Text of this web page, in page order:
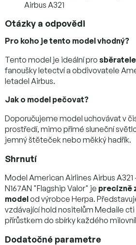
Airbus A321
Otázky a odpovědi
Pro koho je tento model vhodný?
Tento model je ideální pro
fanoušky letectví a obdivovatele
letadel Airbus.
Jak o model pečovat?
Doporučujeme model uchovávat v
prostředí, mimo přímé sluneční
jemný štěteček nebo měkký hadřík.
Shrnutí
Model American Airlines Airbus A321
N167AN "Flagship Valor" je precizně
modelod výrobce Herpa.
vzdávající hold nositelům Medaile cti
přírůstkem do sbírky každého
Dodatočné parametre